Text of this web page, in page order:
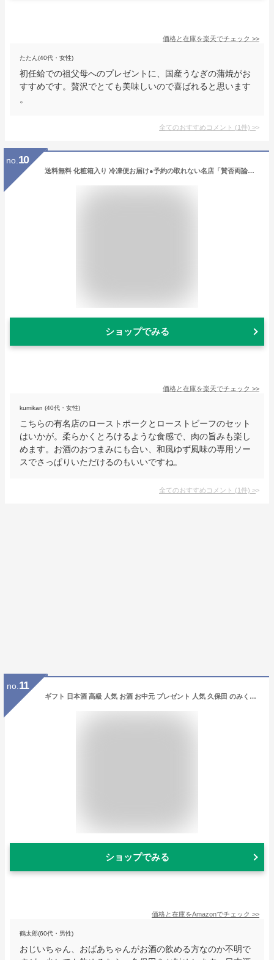
価格と在庫を楽天でチェック >>
たたん(40代・女性)
初任給での祖父母へのプレゼントに、国産うなぎの蒲焼がお
すすめです。贅沢でとても美味しいので喜ばれると思います
。
全てのおすすめコメント (1件) >
no. 10
送料無料 化粧箱入り 冷凍便お届け●予約の取れない名店「賛否両論」店主 笠原将弘監修 和のローストビーフ＆ローストポークギフト 和風ゆず風味専用ソース付 ◇和風洋食グルメ 贈りもの 贈答 高級プレゼント 結婚内祝い 出産内祝い お返し 祖父母誕生
ショップでみる
価格と在庫を楽天でチェック >>
kumikan (40代・女性)
こちらの有名店のローストポークとローストビーフのセット
はいかが。柔らかくとろけるような食感で、肉の旨みも楽し
めます。お酒のおつまみにも合い、和風ゆず風味の専用ソー
スでさっぱりいただけるのもいいですね。
全てのおすすめコメント (1件) >
no. 11
ギフト 日本酒 高級 人気 お酒 お中元 プレゼント 人気 久保田 のみくらべセット 【久保田千寿720ml、久保田純米大吟醸720ml】 永文商店
ショップでみる
価格と在庫をAmazonでチェック >>
鶴太郎(60代・男性)
おじいちゃん、おばあちゃんがお酒の飲める方なのか不明で